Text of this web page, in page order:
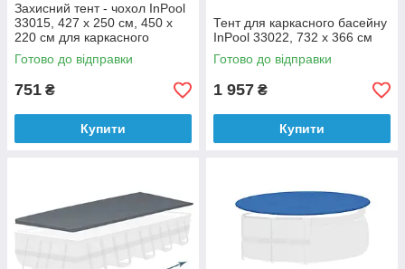
Захисний тент - чохол InPool
33015, 427 х 250 см, 450 х
220 см для каркасного
басейну
Готово до відправки
751 ₴
Купити
Тент для каркасного басейну
InPool 33022, 732 х 366 см
Готово до відправки
1 957 ₴
Купити